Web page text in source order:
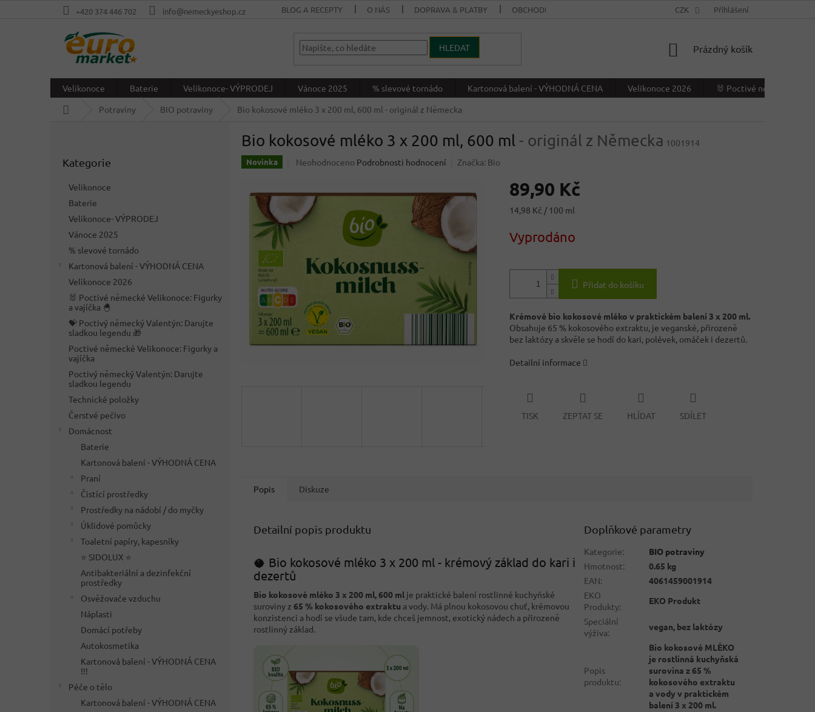
+420 374 446 702 info@nemeckyeshop.cz BLOG A RECEPTY O NÁS DOPRAVA & PLATBY OBCHODNÍ PODMÍNKY VÝDEJNÍ MÍSTO
CZK Přihlášení
HLEDAT
NÁKUPNÍ
Prázdný košík
Velikonoce Baterie Velikonoce- VÝPRODEJ Vánoce 2025 % slevové tornádo Kartonová balení - VÝHODNÁ CENA Velikonoce 2026
🐰 Poctivé německé
Potraviny BIO potraviny Bio kokosové mléko 3 x 200 ml, 600 ml - originál z Německa
kategorie
Kategorie
Velikonoce
Baterie
Velikonoce- VÝPRODEJ
Vánoce 2025
% slevové tornádo
Kartonová balení - VÝHODNÁ CENA
Velikonoce 2026
🐰 Poctivé německé Velikonoce: Figurky
a vajíčka 🐣
💝 Poctivý německý Valentýn: Darujte
sladkou legendu 🎁
Poctivé německé Velikonoce: Figurky a
vajíčka
Poctivý německý Valentýn: Darujte
sladkou legendu
Technické položky
Čerstvé pečivo
Domácnost
Baterie
Kartonová balení - VÝHODNÁ CENA
Praní
Čistící prostředky
Prostředky na nádobí / do myčky
Úklidové pomůcky
Toaletní papíry, kapesníky
⭐ SIDOLUX ⭐
Antibakteriální a dezinfekční
prostředky
Osvěžovače vzduchu
Náplasti
Domácí potřeby
Autokosmetika
Kartonová balení - VÝHODNÁ CENA
!!!
Péče o tělo
Kartonová balení - VÝHODNÁ CENA
Bio kokosové mléko 3 x 200 ml, 600 ml - originál z Německa 1001914
Novinka
Průměrné
je
0,0
z
Neohodnoceno Podrobnosti hodnocení Značka: Bio
89,90 Kč
Měrná
14,98 Kč / 100 ml
Vyprodáno
Přidat do košíku
Krémové bio kokosové mléko v praktickém balení 3 x 200 ml.
Obsahuje 65 % kokosového extraktu, je veganské, přirozeně
bez laktózy a skvěle se hodí do kari, polévek, omáček i dezertů.
Detailní informace
TISK ZEPTAT SE HLÍDAT SDÍLET
Popis Diskuze
Detailní popis produktu
🥥 Bio kokosové mléko 3 x 200 ml - krémový základ do kari i
dezertů
Bio kokosové mléko 3 x 200 ml, 600 ml je praktické balení rostlinné kuchyňské
suroviny z 65 % kokosového extraktu a vody. Má plnou kokosovou chuť, krémovou
konzistenci a hodí se všude tam, kde chceš jemnost, exotický nádech a přirozeně
rostlinný základ.
Doplňkové parametry
Kategorie:
BIO potraviny
Hmotnost:
0.65 kg
EAN:
4061459001914
EKO
Produkty:
EKO Produkt
Speciální
výživa:
vegan, bez laktózy
Popis
produktu:
Bio kokosové MLÉKO
je rostlinná kuchyňská
surovina z 65 %
kokosového extraktu
a vody v praktickém
balení 3 x 200 ml.